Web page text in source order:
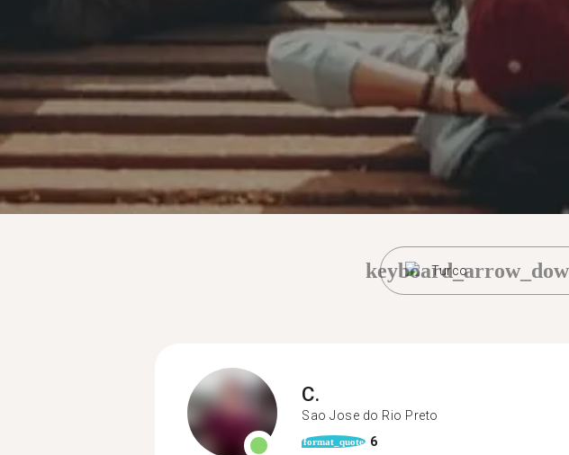
Turco
C.
Sao Jose do Rio Preto
format_quote 6